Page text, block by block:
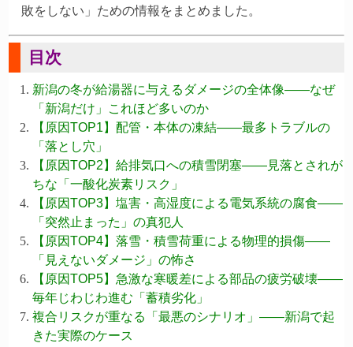
敗をしない」ための情報をまとめました。
目次
新潟の冬が給湯器に与えるダメージの全体像——なぜ
「新潟だけ」これほど多いのか
【原因TOP1】配管・本体の凍結——最多トラブルの
「落とし穴」
【原因TOP2】給排気口への積雪閉塞——見落とされが
ちな「一酸化炭素リスク」
【原因TOP3】塩害・高湿度による電気系統の腐食——
「突然止まった」の真犯人
【原因TOP4】落雪・積雪荷重による物理的損傷——
「見えないダメージ」の怖さ
【原因TOP5】急激な寒暖差による部品の疲労破壊——
毎年じわじわ進む「蓄積劣化」
複合リスクが重なる「最悪のシナリオ」——新潟で起
きた実際のケース